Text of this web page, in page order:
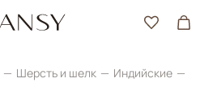
Шерсть и шелк
Индийские